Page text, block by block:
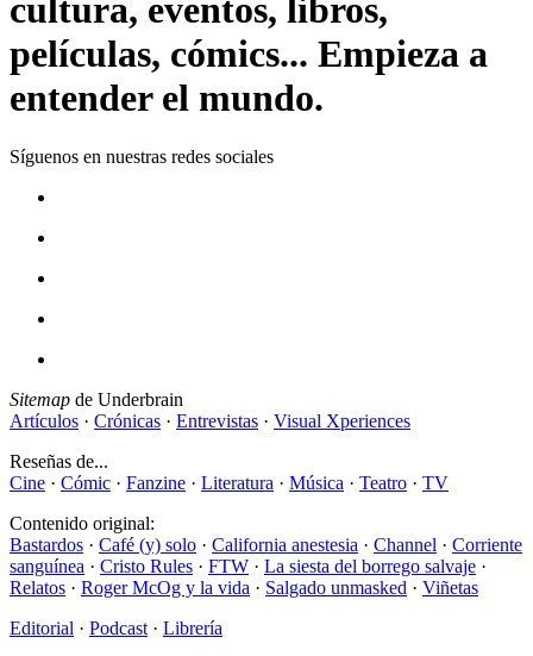
cultura, eventos, libros,
películas, cómics... Empieza a
entender el mundo.
Síguenos en nuestras redes sociales
Sitemap de Underbrain
Artículos · Crónicas · Entrevistas · Visual Xperiences
Reseñas de...
Cine · Cómic · Fanzine · Literatura · Música · Teatro · TV
Contenido original:
Bastardos · Café (y) solo · California anestesia · Channel · Corriente
sanguínea · Cristo Rules · FTW · La siesta del borrego salvaje ·
Relatos · Roger McOg y la vida · Salgado unmasked · Viñetas
Editorial · Podcast · Librería